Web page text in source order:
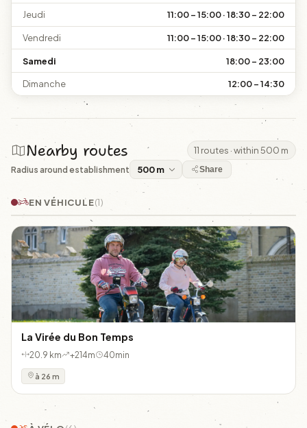
Jeudi 11:00 – 15:00 · 18:30 – 22:00
Vendredi 11:00 – 15:00 · 18:30 – 22:00
Samedi 18:00 – 23:00
Dimanche 12:00 – 14:30
Nearby routes 11 routes · within 500 m
Radius around establishment Share
EN VÉHICULE(1)
La Virée du Bon Temps
20.9 km +214m 40min
à 26 m